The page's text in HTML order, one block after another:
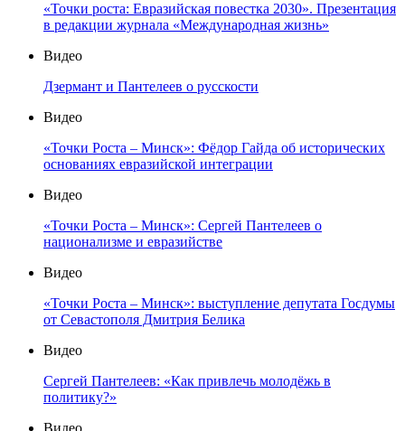
«Точки роста: Евразийская повестка 2030». Презентация
в редакции журнала «Международная жизнь»
Видео
Дзермант и Пантелеев о русскости
Видео
«Точки Роста – Минск»: Фёдор Гайда об исторических
основаниях евразийской интеграции
Видео
«Точки Роста – Минск»: Сергей Пантелеев о
национализме и евразийстве
Видео
«Точки Роста – Минск»: выступление депутата Госдумы
от Севастополя Дмитрия Белика
Видео
Сергей Пантелеев: «Как привлечь молодёжь в
политику?»